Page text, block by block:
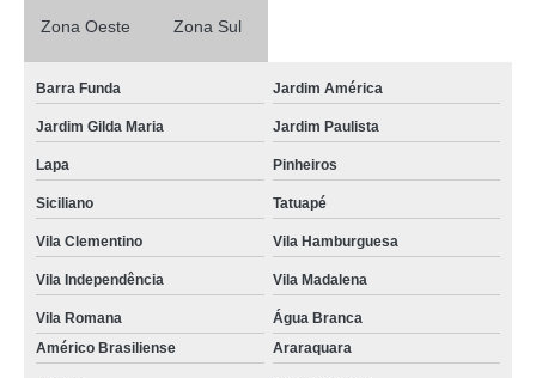
Zona Oeste Zona Sul
Barra Funda Jardim América
Jardim Gilda Maria Jardim Paulista
Lapa Pinheiros
Siciliano Tatuapé
Vila Clementino Vila Hamburguesa
Vila Independência Vila Madalena
Vila Romana
Água Branca
Américo Brasiliense
Araraquara